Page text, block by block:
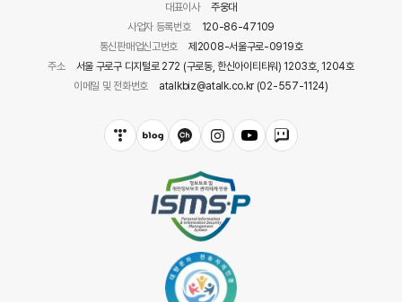
대표이사
주웅대
사업자 등록번호
120-86-47109
통신판매업신고번호
제2008-서울구로-0919호
주소
서울 구로구 디지털로 272 (구로동, 한신아이티타워) 1203호, 1204호
이메일 및 전화번호
atalkbiz@atalk.co.kr (02-557-1124)